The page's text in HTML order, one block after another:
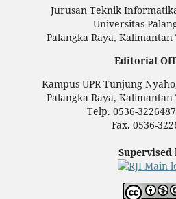
Jurusan Teknik
Universitas
Palangka Raya,
Editorial
Kampus UPR Tunjung
Palangka Raya,
Telp. 0536-
Fax. 0536-
Supervised